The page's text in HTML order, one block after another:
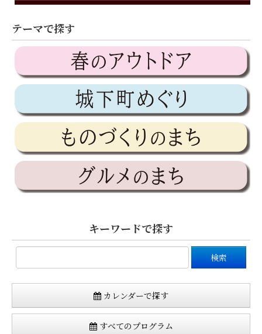
テーマで探す
キーワードで探す
カレンダーで探す
すべてのプログラム